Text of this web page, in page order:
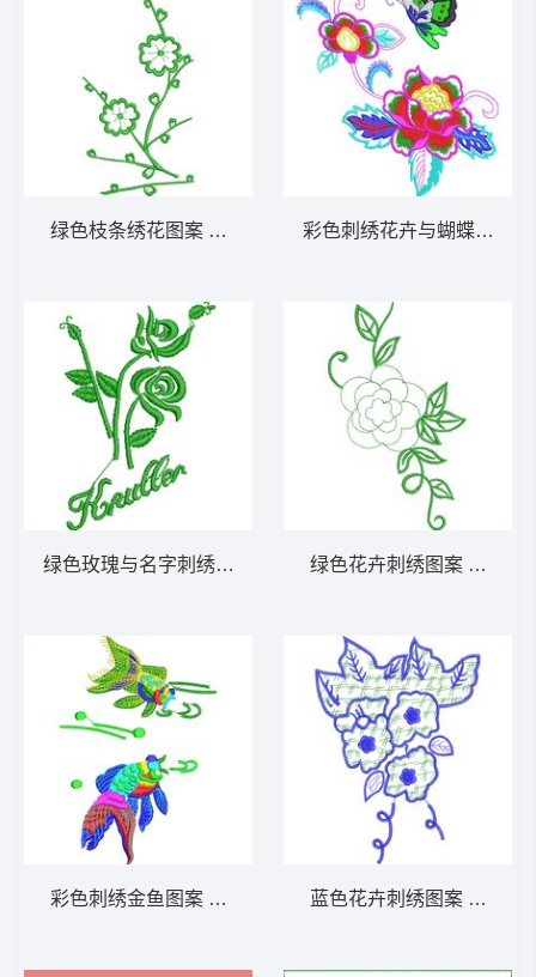
绿色枝条绣花图案 简单的小梅花图案
绿色玫瑰与名字刺绣图案 牛仔裤_休闲裤刺绣
彩色刺绣金鱼图案 金鱼的图案图案_电脑刺绣
彩色刺绣花卉与蝴蝶图案
绿色花卉刺绣图案 玫瑰花
蓝色花卉刺绣图案 抽象花